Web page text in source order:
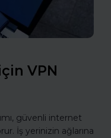
VPN
güvenli internet
İş yerinizin ağlarına